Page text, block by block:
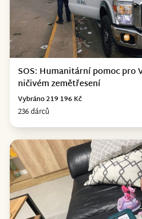
SOS: Humanitární pomoc pro
ničivém zemětřesení
236 dárců
Vybráno 219 196 Kč